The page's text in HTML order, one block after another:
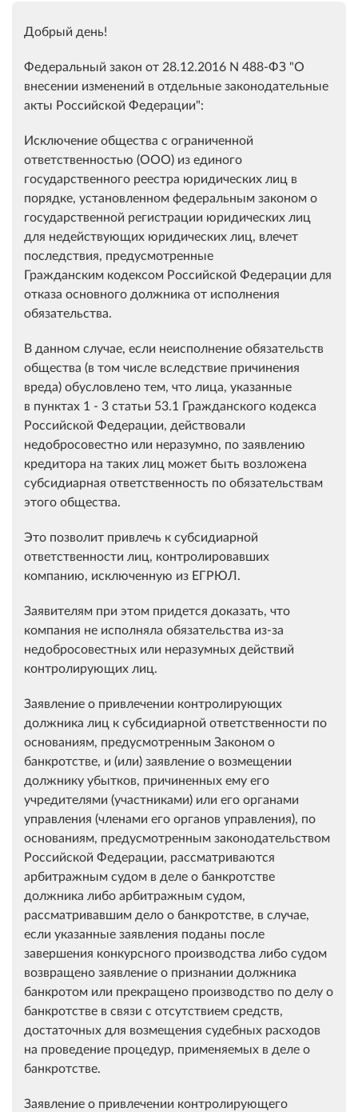
Добрый день!
Федеральный закон от 28.12.2016 N 488-ФЗ "О
внесении изменений в отдельные законодательные
акты Российской Федерации":
Исключение общества с ограниченной
ответственностью (ООО) из единого
государственного реестра юридических лиц в
порядке, установленном федеральным законом о
государственной регистрации юридических лиц
для недействующих юридических лиц, влечет
последствия, предусмотренные
Гражданским кодексом Российской Федерации для
отказа основного должника от исполнения
обязательства.
В данном случае, если неисполнение обязательств
общества (в том числе вследствие причинения
вреда) обусловлено тем, что лица, указанные
в пунктах 1 - 3 статьи 53.1 Гражданского кодекса
Российской Федерации, действовали
недобросовестно или неразумно, по заявлению
кредитора на таких лиц может быть возложена
субсидиарная ответственность по обязательствам
этого общества.
Это позволит привлечь к субсидиарной
ответственности лиц, контролировавших
компанию, исключенную из ЕГРЮЛ.
Заявителям при этом придется доказать, что
компания не исполняла обязательства из-за
недобросовестных или неразумных действий
контролирующих лиц.
Заявление о привлечении контролирующих
должника лиц к субсидиарной ответственности по
основаниям, предусмотренным Законом о
банкротстве, и (или) заявление о возмещении
должнику убытков, причиненных ему его
учредителями (участниками) или его органами
управления (членами его органов управления), по
основаниям, предусмотренным законодательством
Российской Федерации, рассматриваются
арбитражным судом в деле о банкротстве
должника либо арбитражным судом,
рассматривавшим дело о банкротстве, в случае,
если указанные заявления поданы после
завершения конкурсного производства либо судом
возвращено заявление о признании должника
банкротом или прекращено производство по делу о
банкротстве в связи с отсутствием средств,
достаточных для возмещения судебных расходов
на проведение процедур, применяемых в деле о
банкротстве.
Заявление о привлечении контролирующего